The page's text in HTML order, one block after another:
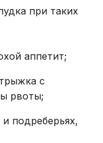
при таких
аппетит;
с
рвоты;
подреберьях,